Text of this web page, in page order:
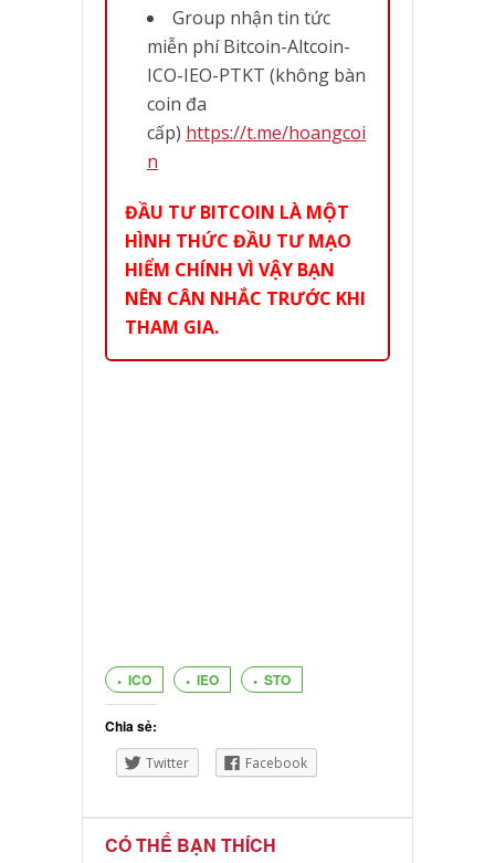
Group nhận tin tức
miễn phí Bitcoin-Altcoin-
ICO-IEO-PTKT (không bàn
coin đa
cấp) https://t.me/hoangcoi
n
ĐẦU TƯ BITCOIN LÀ MỘT
HÌNH THỨC ĐẦU TƯ MẠO
HIỂM CHÍNH VÌ VẬY BẠN
NÊN CÂN NHẮC TRƯỚC KHI
THAM GIA.
ICO IEO STO
Chia sẻ:
Twitter Facebook
CÓ THỂ BẠN THÍCH